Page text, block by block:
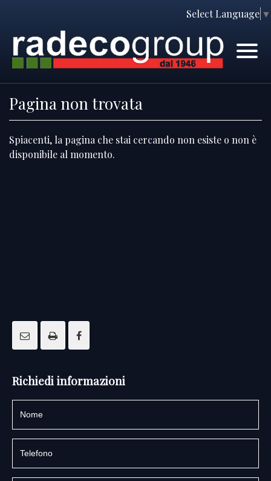
Immobili
Immobili In Vendita
Immobili In Affitto
Chi Siamo
Servizi
Lascia Una Richiesta
Contatti
Select Language ▼
Pagina non trovata
Spiacenti, la pagina che stai cercando non esiste o non è
disponibile al momento.
Richiedi informazioni